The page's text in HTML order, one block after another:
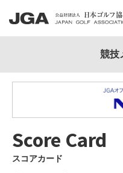
Score Card
スコアカード
競技